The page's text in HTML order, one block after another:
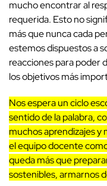
mucho encontrar al
requerida. Esto no
más que nunca cada
estemos dispuestos a
reacciones para poder
los objetivos más
Nos espera un ciclo
sentido de la palabra,
muchos aprendizajes
el equipo docente
queda más que
sostenibles, armarnos